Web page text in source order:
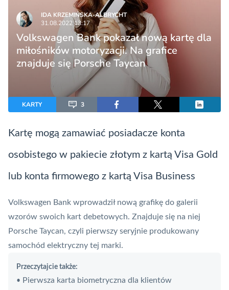
IDA KRZEMIŃSKA-ALBRYCHT
31.08.2022 13:17
Volkswagen Bank pokazał nową kartę dla
miłośników motoryzacji. Na grafice
znajduje się Porsche Taycan
KARTY 3
Kartę mogą zamawiać posiadacze konta
osobistego w pakiecie złotym z kartą Visa Gold
lub konta firmowego z kartą Visa Business
Volkswagen Bank wprowadził nową grafikę do galerii
wzorów swoich kart debetowych. Znajduje się na niej
Porsche Taycan, czyli pierwszy seryjnie produkowany
samochód elektryczny tej marki.
Przeczytajcie także:
• Pierwsza karta biometryczna dla klientów